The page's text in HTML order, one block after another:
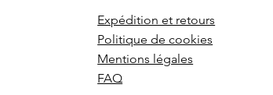
Expédition et retours
Politique de cookies
Mentions légales
FAQ